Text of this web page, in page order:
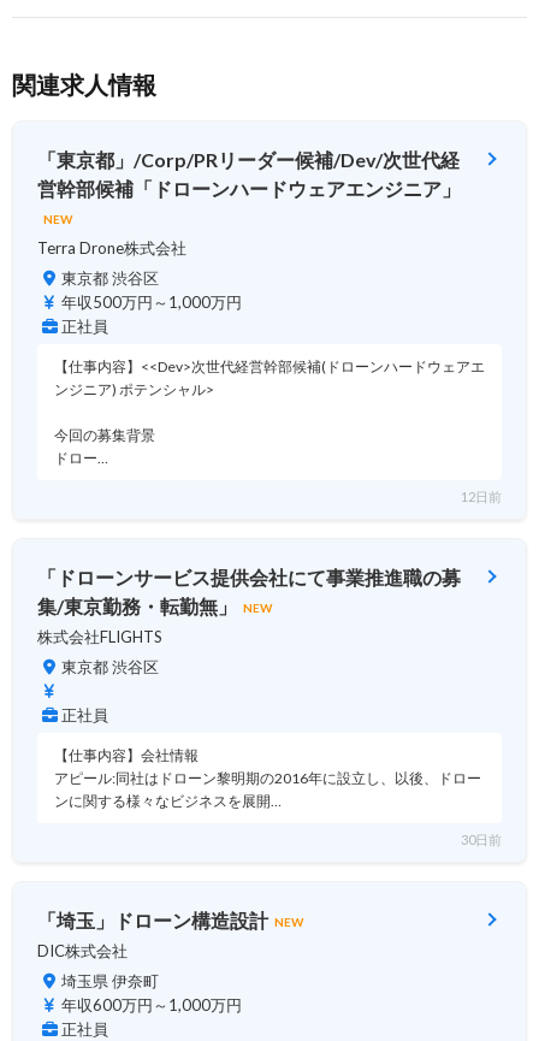
関連求人情報
「東京都」/Corp/PRリーダー候補/Dev/次世代経
営幹部候補「ドローンハードウェアエンジニア」
NEW
Terra Drone株式会社
東京都 渋谷区
年収500万円～1,000万円
正社員
【仕事内容】<<Dev>次世代経営幹部候補(ドローンハードウェアエ
ンジニア) ポテンシャル>
今回の募集背景
ドロー…
12日前
「ドローンサービス提供会社にて事業推進職の募
集/東京勤務・転勤無」
NEW
株式会社FLIGHTS
東京都 渋谷区
正社員
【仕事内容】会社情報
アピール:同社はドローン黎明期の2016年に設立し、以後、ドロー
ンに関する様々なビジネスを展開…
30日前
「埼玉」ドローン構造設計 NEW
DIC株式会社
埼玉県 伊奈町
年収600万円～1,000万円
正社員